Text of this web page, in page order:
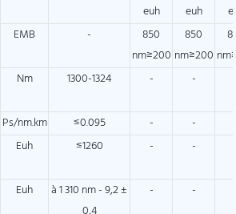
euh
euh
EMB -
850
nm≥200
850
nm≥200
Nm 1300-1324 - -
Ps/nm.km ≤0.095 - -
Euh ≤1260 - -
Euh
à 1 310 nm - 9,2 ±
- -